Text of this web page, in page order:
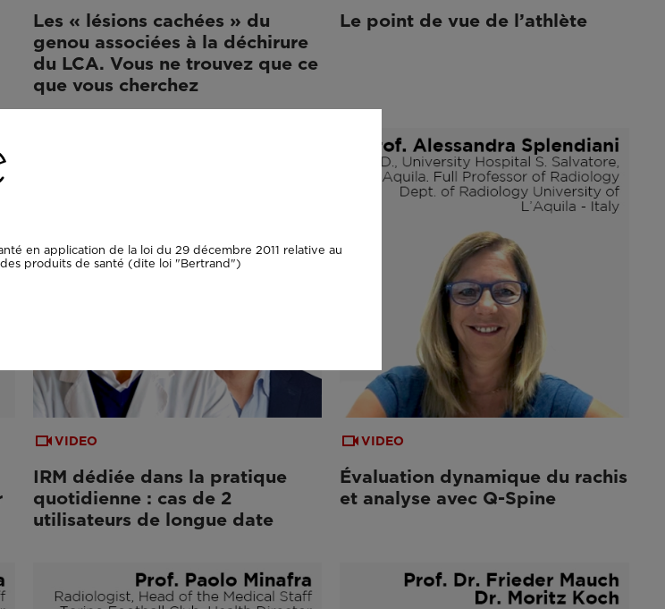
Les « lésions cachées » du
genou associées à la déchirure
du LCA. Vous ne trouvez que ce
que vous cherchez
Le point de vue de l’athlète
VIDEO
IRM dédiée dans la pratique
quotidienne : cas de 2
utilisateurs de longue date
VIDEO
Évaluation dynamique du rachis
et analyse avec Q-Spine
en application de la loi du 29 décembre 2011 relative au
produits de santé (dite loi "Bertrand")